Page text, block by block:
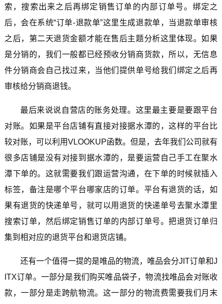
索，搜索出来之后再绑定销售订单的内部订单号。绑定之
后，会在系统“订单-退款单”这里生成退款单，当退款单审核
之后，第二天退货金额才能在售后主题分析这里体现。如果
是分销的，我们一般都已经预收分销商货款，所以，无信息
件分销商会自己找过来，当他们提供单号给我们绑定之后再
审核给分销商退钱。
最后来说说自营店的账务处理。这里最主要是要跟平台
对账。如果是平台店铺有直接对接据水潭的，这样的平台比
较对账，可以利用VLOOKUP函数。但是，去年我们公司就有
很多店铺是没有对接到据水潭的，是要运营自己手工在聚水
潭下单的。这就需要我们跟运营沟通，在下单的时候就插入
标签，备注是哪个平台哪家店的订单。平台有退货的话，如
果有退货的快递单号，就可以用退货的快递单号去聚水潭里
搜索订单，然后绑定销售订单的内部订单号。把退货订单归
集到相对应的退货平台和退货店铺。
还有一个值得一提的是唯品的物流，唯品会分JIT订单和J
ITX订单。一部分是我们购买唯品袋子，物流找唯品会对账收
款，一部分是走跨航物流。这一部分的物流费需要我们月末